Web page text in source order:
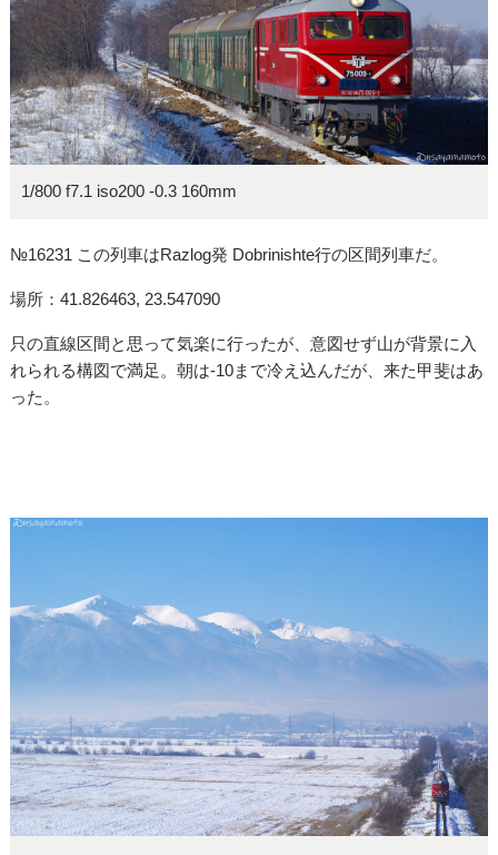
1/800 f7.1 iso200 -0.3 160mm
№16231 この列車はRazlog発 Dobrinishte行の区間列車だ。
場所：41.826463, 23.547090
只の直線区間と思って気楽に行ったが、意図せず山が背景に入
れられる構図で満足。朝は-10まで冷え込んだが、来た甲斐はあ
った。